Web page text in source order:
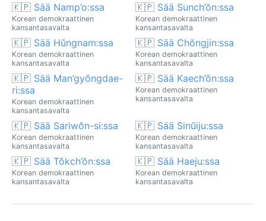
🇰🇵 Sää Namp’o:ssa
Korean demokraattinen
kansantasavalta
🇰🇵 Sää Sunch’ŏn:ssa
Korean demokraattinen
kansantasavalta
🇰🇵 Sää Hŭngnam:ssa
Korean demokraattinen
kansantasavalta
🇰🇵 Sää Chŏngjin:ssa
Korean demokraattinen
kansantasavalta
🇰🇵 Sää Man’gyŏngdae-
ri:ssa
Korean demokraattinen
kansantasavalta
🇰🇵 Sää Kaech’ŏn:ssa
Korean demokraattinen
kansantasavalta
🇰🇵 Sää Sariwŏn-si:ssa
Korean demokraattinen
kansantasavalta
🇰🇵 Sää Sinŭiju:ssa
Korean demokraattinen
kansantasavalta
🇰🇵 Sää Tŏkch’ŏn:ssa
Korean demokraattinen
kansantasavalta
🇰🇵 Sää Haeju:ssa
Korean demokraattinen
kansantasavalta